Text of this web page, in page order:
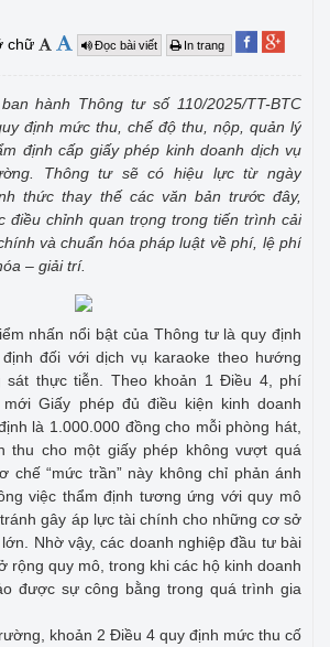
chữ
Đọc bài viết In trang
hành Thông tư số 110/2025/TT-BTC
định mức thu, chế độ thu, nộp, quản lý
định cấp giấy phép kinh doanh dịch vụ
Thông tư sẽ có hiệu lực từ ngày
thức thay thế các văn bản trước đây,
điều chỉnh quan trọng trong tiến trình cải
và chuẩn hóa pháp luật về phí, lệ phí
– giải trí.
nhấn nổi bật của Thông tư là quy định
đối với dịch vụ karaoke theo hướng
sát thực tiễn. Theo khoản 1 Điều 4, phí
Giấy phép đủ điều kiện kinh doanh
là 1.000.000 đồng cho mỗi phòng hát,
thu cho một giấy phép không vượt quá
chế “mức trần” này không chỉ phản ánh
việc thẩm định tương ứng với quy mô
gây áp lực tài chính cho những cơ sở
Nhờ vậy, các doanh nghiệp đầu tư bài
rộng quy mô, trong khi các hộ kinh doanh
được sự công bằng trong quá trình gia
khoản 2 Điều 4 quy định mức thu cố